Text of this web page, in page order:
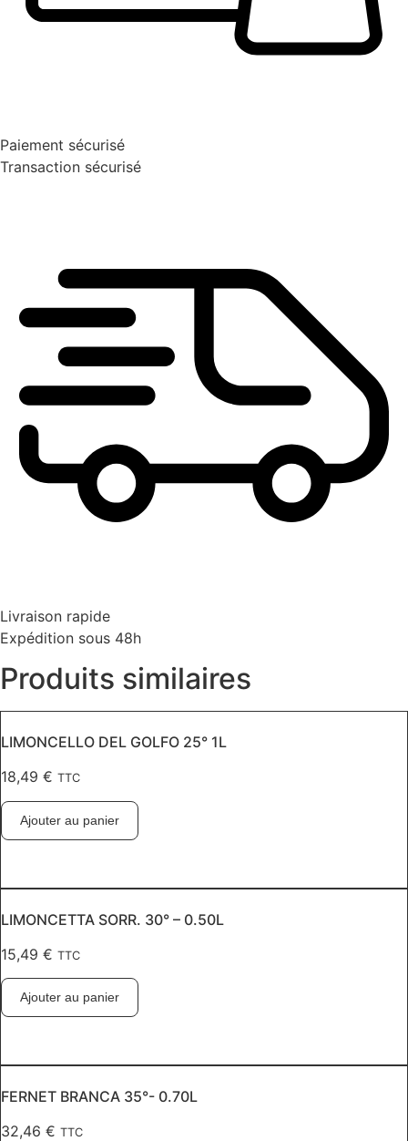
Paiement sécurisé
Transaction sécurisé
Livraison rapide
Expédition sous 48h
Produits similaires
LIMONCELLO DEL GOLFO 25° 1L
18,49 € TTC
Ajouter au panier
LIMONCETTA SORR. 30° – 0.50L
15,49 € TTC
Ajouter au panier
FERNET BRANCA 35°- 0.70L
32,46 € TTC